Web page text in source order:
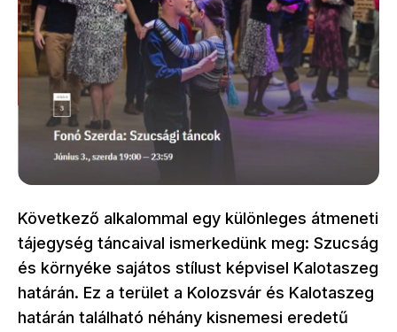
Következő alkalommal egy különleges átmeneti
tájegység táncaival ismerkedünk meg: Szucság
és környéke sajátos stílust képvisel Kalotaszeg
határán. Ez a terület a Kolozsvár és Kalotaszeg
határán található néhány kisnemesi eredetű